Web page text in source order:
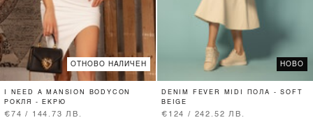
ОТНОВО НАЛИЧЕН
I NEED A MANSION BODYCON
РОКЛЯ - ЕКРЮ
€74 / 144.73 ЛВ.
НОВО
DENIM FEVER MIDI ПОЛА - SOFT
BEIGE
€124 / 242.52 ЛВ.